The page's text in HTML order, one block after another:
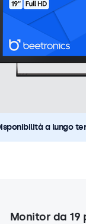
a lungo
Monitor da